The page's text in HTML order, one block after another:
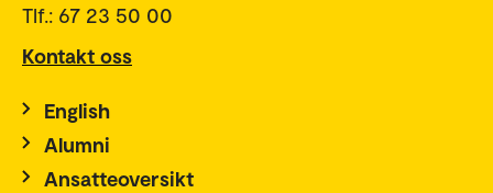
Tlf.: 67 23 50 00
Kontakt oss
English
Alumni
Ansatteoversikt